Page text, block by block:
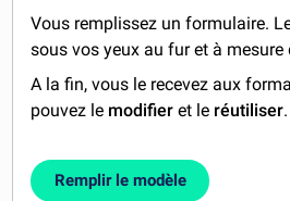
Vous remplissez un formulaire.
sous vos yeux au fur et à mesure
A la fin, vous le recevez aux
pouvez le modifier et le réutiliser.
Remplir le modèle